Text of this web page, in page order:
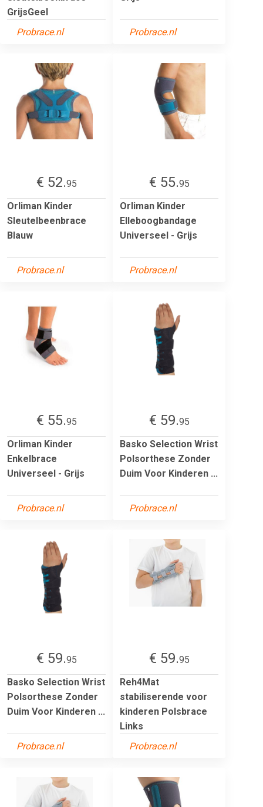
GrijsGeel
Probrace.nl
Probrace.nl
€ 52.95
Orliman Kinder
Sleutelbeenbrace
Blauw
Probrace.nl
€ 55.95
Orliman Kinder
Elleboogbandage
Universeel - Grijs
Probrace.nl
€ 55.95
Orliman Kinder
Enkelbrace
Universeel - Grijs
Probrace.nl
€ 59.95
Basko Selection Wrist
Polsorthese Zonder
Duim Voor Kinderen ...
Probrace.nl
€ 59.95
Basko Selection Wrist
Polsorthese Zonder
Duim Voor Kinderen ...
Probrace.nl
€ 59.95
Reh4Mat
stabiliserende voor
kinderen Polsbrace
Links
Probrace.nl